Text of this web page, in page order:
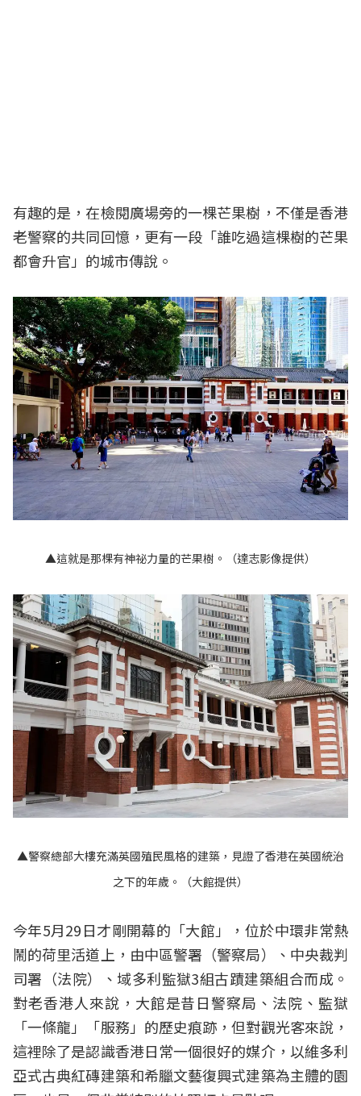
有趣的是，在檢閱廣場旁的一棵芒果樹，不僅是香港
老警察的共同回憶，更有一段「誰吃過這棵樹的芒果
都會升官」的城市傳說。
▲這就是那棵有神祕力量的芒果樹。（達志影像提供）
▲警察總部大樓充滿英國殖民風格的建築，見證了香港在英國統治
之下的年歲。（大館提供）
今年5月29日才剛開幕的「大館」，位於中環非常熱
鬧的荷里活道上，由中區警署（警察局）、中央裁判
司署（法院）、域多利監獄3組古蹟建築組合而成。
對老香港人來說，大館是昔日警察局、法院、監獄
「一條龍」「服務」的歷史痕跡，但對觀光客來說，
這裡除了是認識香港日常一個很好的媒介，以維多利
亞式古典紅磚建築和希臘文藝復興式建築為主體的園